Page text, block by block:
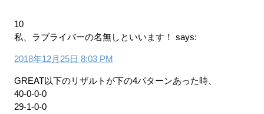
10
私、ラブライバーの名無しといいます！
says:
2018年12月25日 8:03 PM
GREAT以下のリザルトが下の4パターンあった時、
40-0-0-0
29-1-0-0